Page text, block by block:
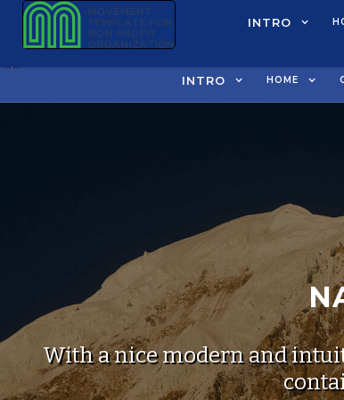
WHO WE
With a nice modern and
INTRO
INTRO
INTRO HOME
INTRO